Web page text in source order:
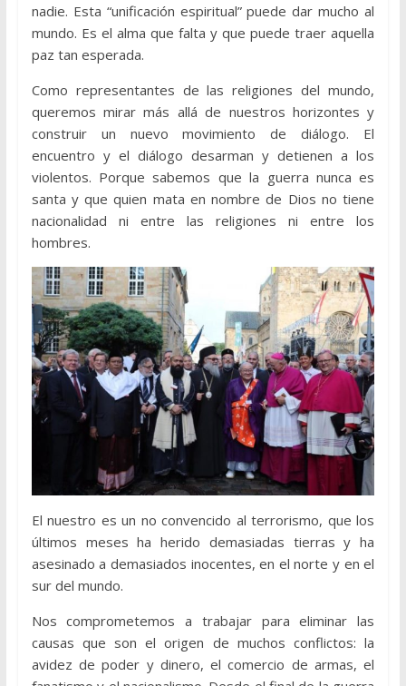
nadie. Esta “unificación espiritual” puede dar mucho al
mundo. Es el alma que falta y que puede traer aquella
paz tan esperada.
Como representantes de las religiones del mundo,
queremos mirar más allá de nuestros horizontes y
construir un nuevo movimiento de diálogo. El
encuentro y el diálogo desarman y detienen a los
violentos. Porque sabemos que la guerra nunca es
santa y que quien mata en nombre de Dios no tiene
nacionalidad ni entre las religiones ni entre los
hombres.
El nuestro es un no convencido al terrorismo, que los
últimos meses ha herido demasiadas tierras y ha
asesinado a demasiados inocentes, en el norte y en el
sur del mundo.
Nos comprometemos a trabajar para eliminar las
causas que son el origen de muchos conflictos: la
avidez de poder y dinero, el comercio de armas, el